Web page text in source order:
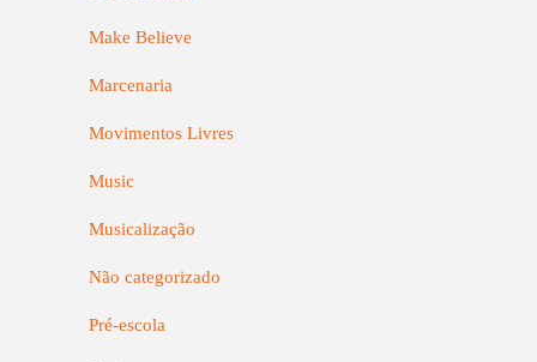
Make Believe
Marcenaria
Movimentos Livres
Music
Musicalização
Não categorizado
Pré-escola